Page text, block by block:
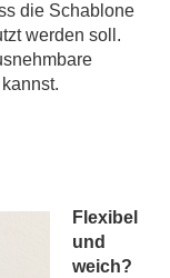
die Schablone
werden soll.
Flexibel
und
weich?